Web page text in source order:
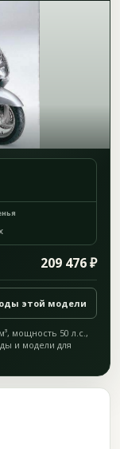
209 476 ₽
этой модели
мощность 50 л.с.,
и модели для